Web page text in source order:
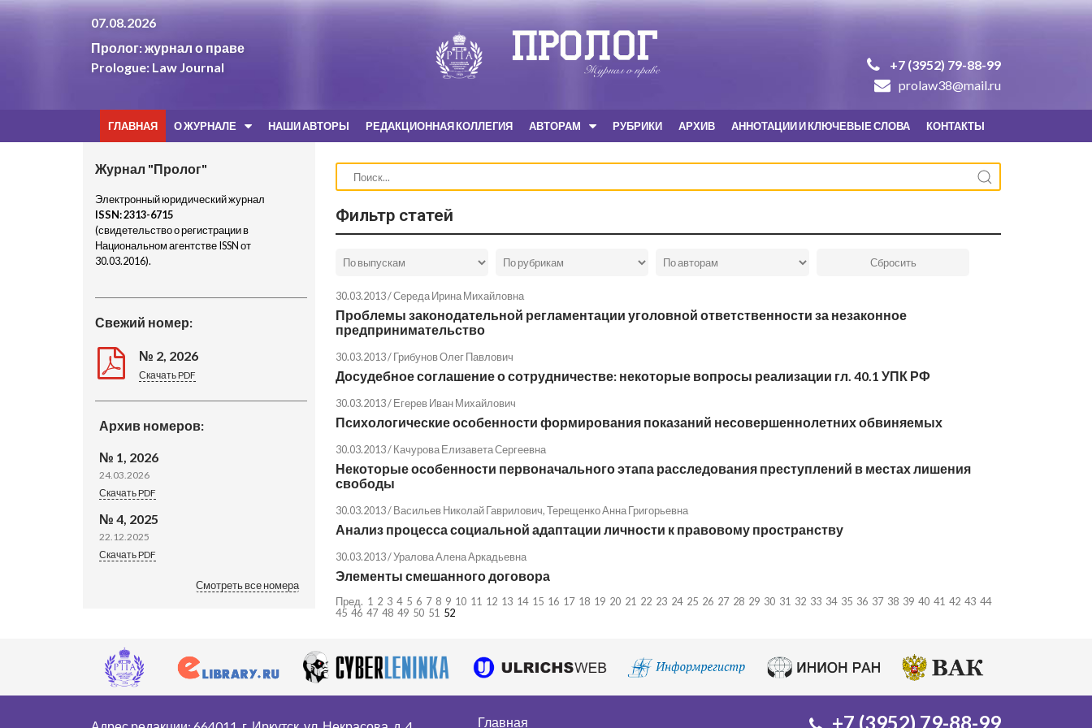
07.08.2026
Пролог: журнал о праве
Prologue: Law Journal
+7 (3952) 79-88-99
prolaw38@mail.ru
ГЛАВНАЯ О ЖУРНАЛЕ НАШИ АВТОРЫ РЕДАКЦИОННАЯ КОЛЛЕГИЯ АВТОРАМ РУБРИКИ АРХИВ АННОТАЦИИ И КЛЮЧЕВЫЕ СЛОВА КОНТАКТЫ
Журнал "Пролог"
Электронный юридический журнал
ISSN:2313-6715
(свидетельство о регистрации в
Национальном агентстве ISSN от
30.03.2016).
Свежий номер:
№ 2, 2026
Скачать PDF
Архив номеров:
№ 1, 2026
24.03.2026
Скачать PDF
№ 4, 2025
22.12.2025
Скачать PDF
Смотреть все номера
Фильтр статей
30.03.2013 /Середа Ирина Михайловна
Проблемы законодательной регламентации уголовной ответственности за незаконное
предпринимательство
30.03.2013 /Грибунов Олег Павлович
Досудебное соглашение о сотрудничестве: некоторые вопросы реализации гл. 40.1 УПК РФ
30.03.2013 /Егерев Иван Михайлович
Психологические особенности формирования показаний несовершеннолетних обвиняемых
30.03.2013 /Качурова Елизавета Сергеевна
Некоторые особенности первоначального этапа расследования преступлений в местах лишения
свободы
30.03.2013 /Васильев Николай Гаврилович,Терещенко Анна Григорьевна
Анализ процесса социальной адаптации личности к правовому пространству
30.03.2013 /Уралова Алена Аркадьевна
Элементы смешанного договора
Пред. 1 2 3 4 5 6 7 8 9 10 11 12 13 14 15 16 17 18 19 20 21 22 23 24 25 26 27 28 29 30 31 32 33 34 35 36 37 38 39 40 41 42 43 44
45 46 47 48 49 50 51 52
Главная +7 (3952) 79-88-99